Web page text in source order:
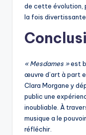
de cette évolution,
la fois
« Mesdames »est
œuvre d’art à part
Clara Morgane y
public une
inoubliable. À
musique a le
réfléchir.